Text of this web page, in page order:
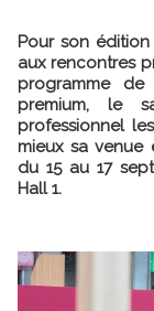
Pour son
aux rencontres
programme
premium, le
professionnel
mieux sa venue
du 15 au 17
Hall 1.